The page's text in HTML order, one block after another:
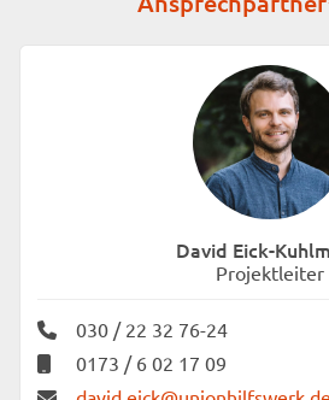
David Eick-
Projektleiter
030 / 22 32 76-24
0173 / 6 02 17 09